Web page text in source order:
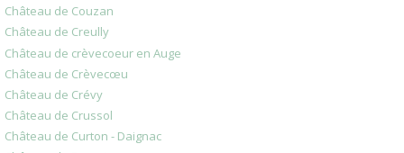
Château de Couzan
Château de Creully
Château de crèvecoeur en Auge
Château de Crèvecœu
Château de Crévy
Château de Crussol
Château de Curton - Daignac